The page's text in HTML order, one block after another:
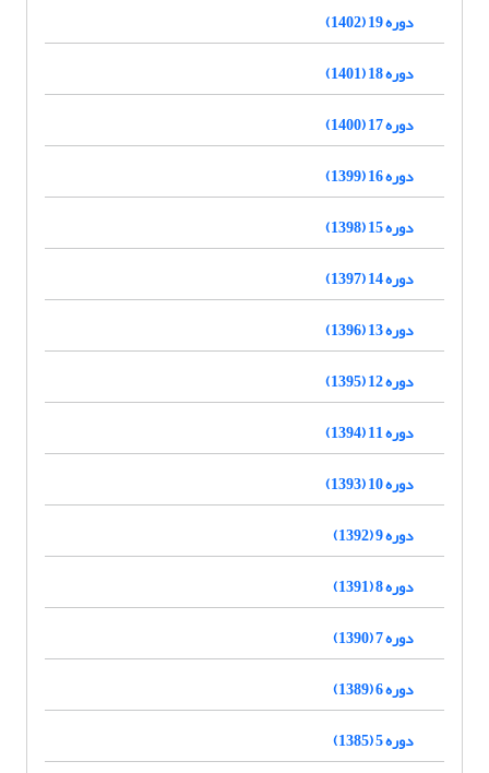
دوره 19 (1402)
دوره 18 (1401)
دوره 17 (1400)
دوره 16 (1399)
دوره 15 (1398)
دوره 14 (1397)
دوره 13 (1396)
دوره 12 (1395)
دوره 11 (1394)
دوره 10 (1393)
دوره 9 (1392)
دوره 8 (1391)
دوره 7 (1390)
دوره 6 (1389)
دوره 5 (1385)